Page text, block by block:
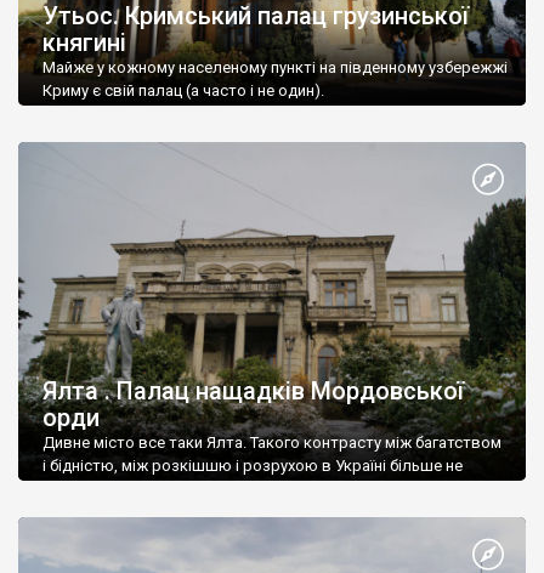
Утьос. Кримський палац грузинської
княгині
Майже у кожному населеному пункті на південному узбережжі
Криму є свій палац (а часто і не один).
Ялта . Палац нащадків Мордовської
орди
Дивне місто все таки Ялта. Такого контрасту між багатством
і бідністю, між розкішшю і розрухою в Україні більше не